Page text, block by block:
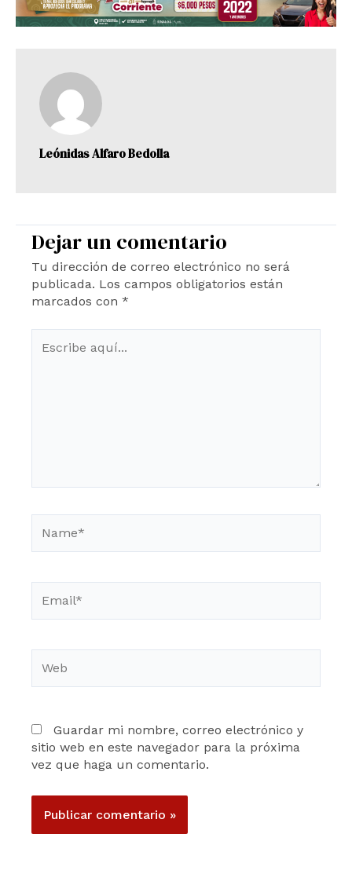
Leónidas Alfaro Bedolla
Dejar un comentario
Tu dirección de correo electrónico no será
publicada. Los campos obligatorios están
marcados con *
aquí...
Guardar mi nombre, correo electrónico y
sitio web en este navegador para la próxima
vez que haga un comentario.